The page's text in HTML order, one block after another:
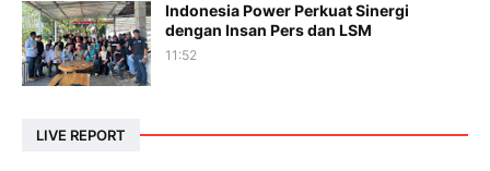
Indonesia Power Perkuat Sinergi
dengan Insan Pers dan LSM
11:52
LIVE REPORT